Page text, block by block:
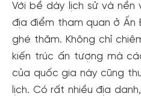
Với bề dày lịch sử và nền
địa điểm tham quan ở
ghé thăm. Không chỉ
kiến trúc ấn tượng mà
của quốc gia này cũng
lịch. Có rất nhiều địa